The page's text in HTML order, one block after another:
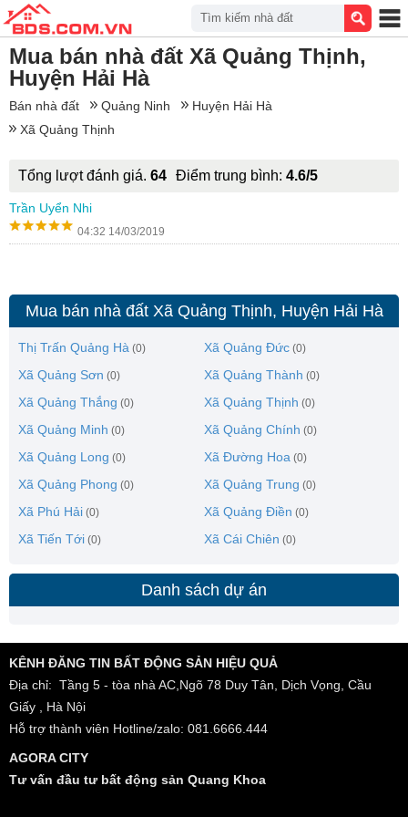
Mua bán nhà đất Xã Quảng Thịnh,
Huyện Hải Hà
Bán nhà đất Quảng Ninh
Huyện Hải Hà
Xã Quảng Thịnh
Tổng lượt đánh giá. 64 Điểm trung bình: 4.6/5
Trần Uyển Nhi
04:32 14/03/2019
Mua bán nhà đất Xã Quảng Thịnh, Huyện Hải Hà
Thị Trấn Quảng Hà (0) Xã Quảng Đức (0)
Xã Quảng Sơn (0) Xã Quảng Thành (0)
Xã Quảng Thắng (0) Xã Quảng Thịnh (0)
Xã Quảng Minh (0) Xã Quảng Chính (0)
Xã Quảng Long (0) Xã Đường Hoa (0)
Xã Quảng Phong (0) Xã Quảng Trung (0)
Xã Phú Hải (0) Xã Quảng Điền (0)
Xã Tiến Tới (0) Xã Cái Chiên (0)
Danh sách dự án
Tìm kiếm nhà đất
KÊNH ĐĂNG TIN BẤT ĐỘNG SẢN HIỆU QUẢ
Địa chỉ: Tầng 5 - tòa nhà AC,Ngõ 78 Duy Tân, Dịch Vọng, Cầu
Giấy , Hà Nội
Hỗ trợ thành viên Hotline/zalo: 081.6666.444
AGORA CITY
Tư vấn đầu tư bất động sản Quang Khoa